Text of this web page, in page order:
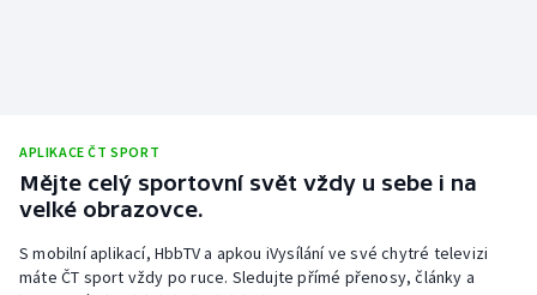
Lezení
Lyže a snowboard
Moderní pětiboj
APLIKACE ČT SPORT
Mějte celý sportovní svět vždy u sebe i na
velké obrazovce.
S mobilní aplikací, HbbTV a apkou iVysílání ve své chytré televizi
máte ČT sport vždy po ruce. Sledujte přímé přenosy, články a